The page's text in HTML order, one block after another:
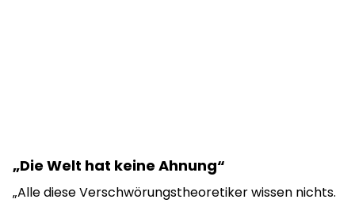
„Die Welt hat keine Ahnung“
„Alle diese Verschwörungstheoretiker wissen nichts.